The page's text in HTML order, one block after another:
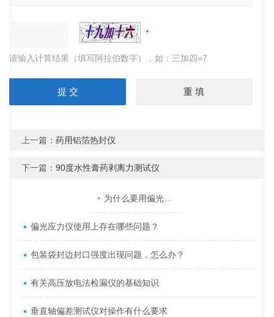
请输入计算结果（填写阿拉伯数字），如：三加四=7
上一篇：药用铝箔热封仪
下一篇：90度水性膏药剥离力测试仪
相关文章 为什么要用偏光应力仪检查玻璃制品的应力？
偏光应力仪使用上存在哪些问题？
包装袋封边封口强度出现问题，怎么办？
有关高压放电法检漏仪的基础知识
垂直轴偏差测试仪对操作有什么要求